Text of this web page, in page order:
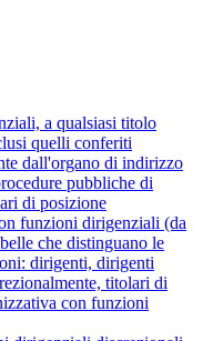
a qualsiasi titolo
quelli conferiti
dall'organo di indirizzo
pubbliche di
di posizione
funzioni dirigenziali (da
che distinguano le
dirigenti, dirigenti
titolari di
con funzioni